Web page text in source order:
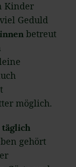
Kinder
Geduld
betreut
möglich.
täglich
gehört